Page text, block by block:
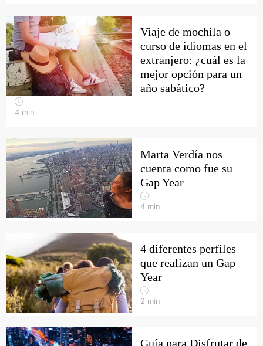
Viaje de mochila o
curso de idiomas en el
extranjero: ¿cuál es la
mejor opción para un
año sabático?
4 min
Marta Verdía nos
cuenta como fue su
Gap Year
4 min
4 diferentes perfiles
que realizan un Gap
Year
2 min
Guía para Disfrutar de